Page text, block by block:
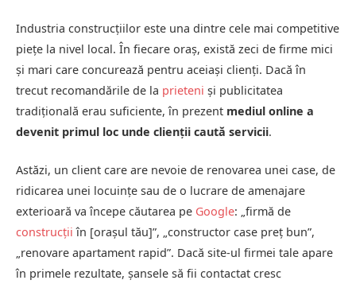
Industria construcțiilor este una dintre cele mai competitive
piețe la nivel local. În fiecare oraș, există zeci de firme mici
și mari care concurează pentru aceiași clienți. Dacă în
trecut recomandările de la prieteni și publicitatea
tradițională erau suficiente, în prezent mediul online a
devenit primul loc unde clienții caută servicii.
Astăzi, un client care are nevoie de renovarea unei case, de
ridicarea unei locuințe sau de o lucrare de amenajare
exterioară va începe căutarea pe Google: „firmă de
construcții în [orașul tău]”, „constructor case preț bun”,
„renovare apartament rapid”. Dacă site-ul firmei tale apare
în primele rezultate, șansele să fii contactat cresc